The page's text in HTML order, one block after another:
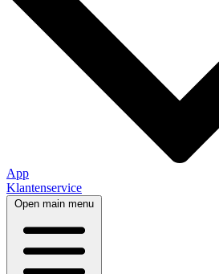
App
Klantenservice
Open main menu